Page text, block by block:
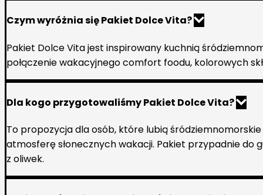
Czym wyróżnia się Pakiet Dolce Vita?
Pakiet Dolce Vita jest inspirowany kuchnią
połączenie wakacyjnego comfort foodu, kolorowych
Dla kogo przygotowaliśmy Pakiet Dolce Vita?
To propozycja dla osób, które lubią
atmosferę słonecznych wakacji. Pakiet przypadnie do
z oliwek.